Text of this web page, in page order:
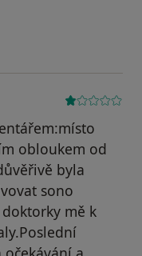
byl odstraněn
obloukem od
byla
sono
mě k